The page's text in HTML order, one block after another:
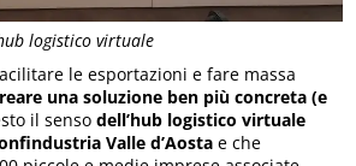
logistico virtuale
le esportazioni e fare massa
una soluzione ben più concreta (e
il sensodell’hub logistico virtuale
Valle d’Aosta e che